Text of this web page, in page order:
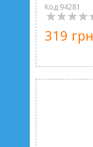
Код 94281
319 грн